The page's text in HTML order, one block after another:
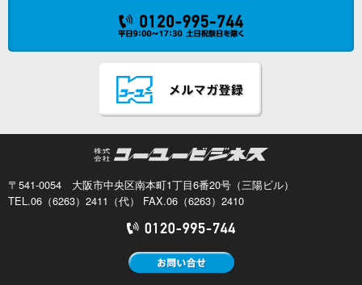
〒541-0054 大阪市中央区南本町1丁目6番20号（三陽ビル）
TEL.06（6263）2411（代） FAX.06（6263）2410